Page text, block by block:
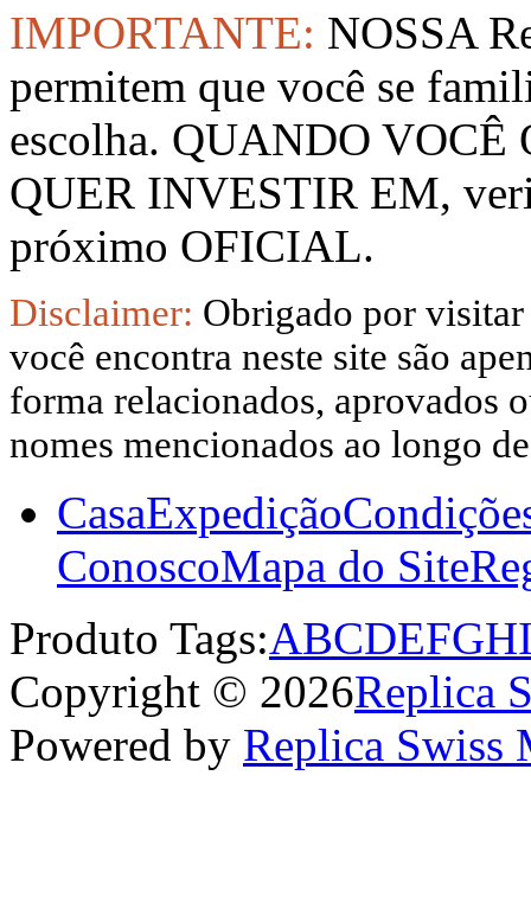
IMPORTANTE: NOSSA
permitem que você se
escolha. QUANDO
QUER INVESTIR EM,
próximo OFICIAL.
Disclaimer: Obrigado por visitar
você encontra neste site são
forma relacionados, aprovados
nomes mencionados ao longo
CasaExpedição
ConoscoMapa do Site
Produto Tags:ABCDEFGH
Copyright © 2026Replica
Powered by Replica Swiss